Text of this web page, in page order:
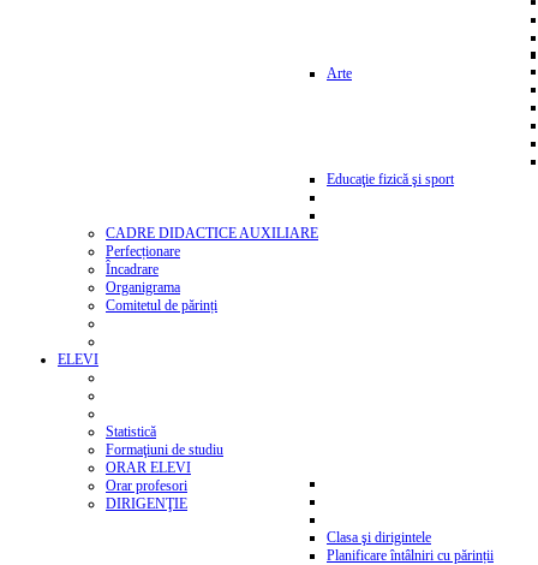
Arte
Educaţie fizică şi sport
CADRE DIDACTICE AUXILIARE
Perfecționare
Încadrare
Organigrama
Comitetul de părinți
ELEVI
Statistică
Formaţiuni de studiu
ORAR ELEVI
Orar profesori
DIRIGENŢIE
Clasa şi dirigintele
Planificare întâlniri cu părinții